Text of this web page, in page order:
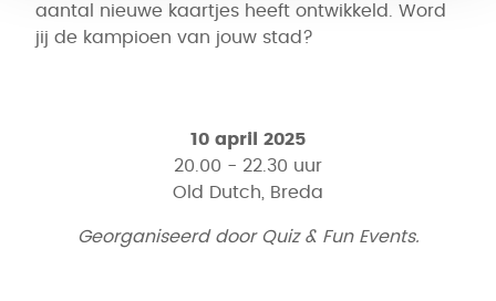
aantal nieuwe kaartjes heeft ontwikkeld. Word
jij de kampioen van jouw stad?
10 april 2025
20.00 - 22.30 uur
Old Dutch, Breda
Georganiseerd door Quiz & Fun Events.